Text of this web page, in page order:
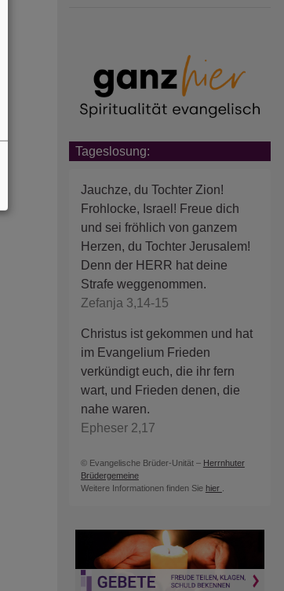
Tageslosung:
Jauchze, du Tochter Zion!
Frohlocke, Israel! Freue dich
und sei fröhlich von ganzem
Herzen, du Tochter Jerusalem!
Denn der HERR hat deine
Strafe weggenommen.
Zefanja 3,14-15
Christus ist gekommen und hat
im Evangelium Frieden
verkündigt euch, die ihr fern
wart, und Frieden denen, die
nahe waren.
Epheser 2,17
© Evangelische Brüder-Unität – Herrnhuter
Brüdergemeine
Weitere Informationen finden Sie hier .